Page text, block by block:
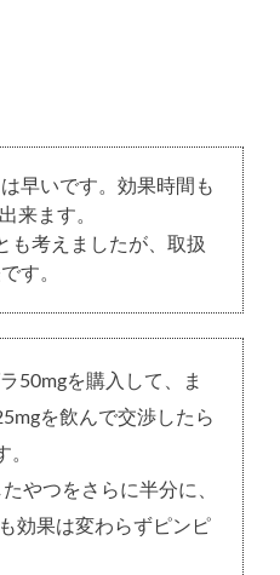
早いです。効果時間も
来ます。
も考えましたが、取扱
す。
50mgを購入して、ま
を飲んで交渉したら
。
やつをさらに半分に、
効果は変わらずピンピ